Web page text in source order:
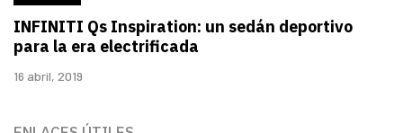
INFINITI Qs Inspiration: un sedán deportivo
para la era electrificada
16 abril, 2019